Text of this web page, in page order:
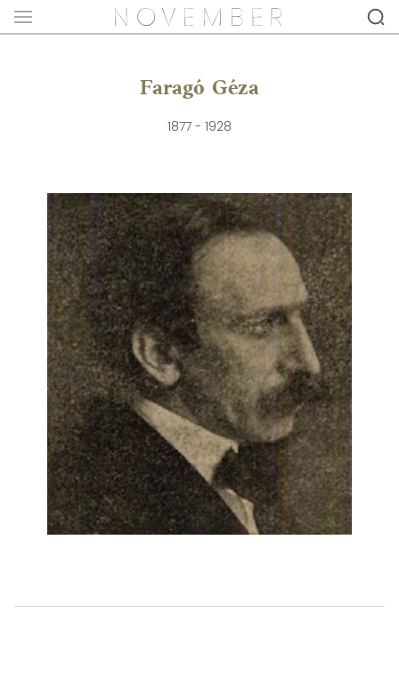
Faragó Géza
1877 - 1928